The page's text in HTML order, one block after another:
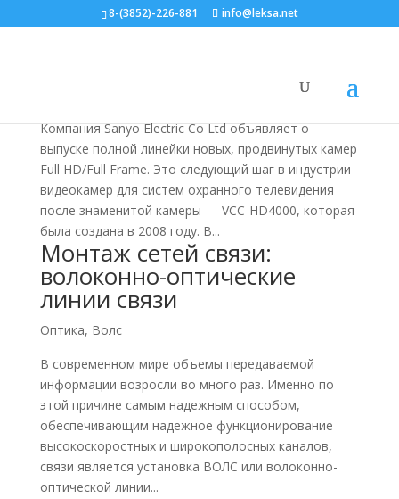
8-(3852)-226-881 info@leksa.net
Компания Sanyo Electric Co Ltd объявляет о
выпуске полной линейки новых, продвинутых камер
Full HD/Full Frame. Это следующий шаг в индустрии
видеокамер для систем охранного телевидения
после знаменитой камеры — VCC-HD4000, которая
была создана в 2008 году. В...
Монтаж сетей связи:
волоконно-оптические
линии связи
Оптика, Волс
В современном мире объемы передаваемой
информации возросли во много раз. Именно по
этой причине самым надежным способом,
обеспечивающим надежное функционирование
высокоскоростных и широкополосных каналов,
связи является установка ВОЛС или волоконно-
оптической линии...